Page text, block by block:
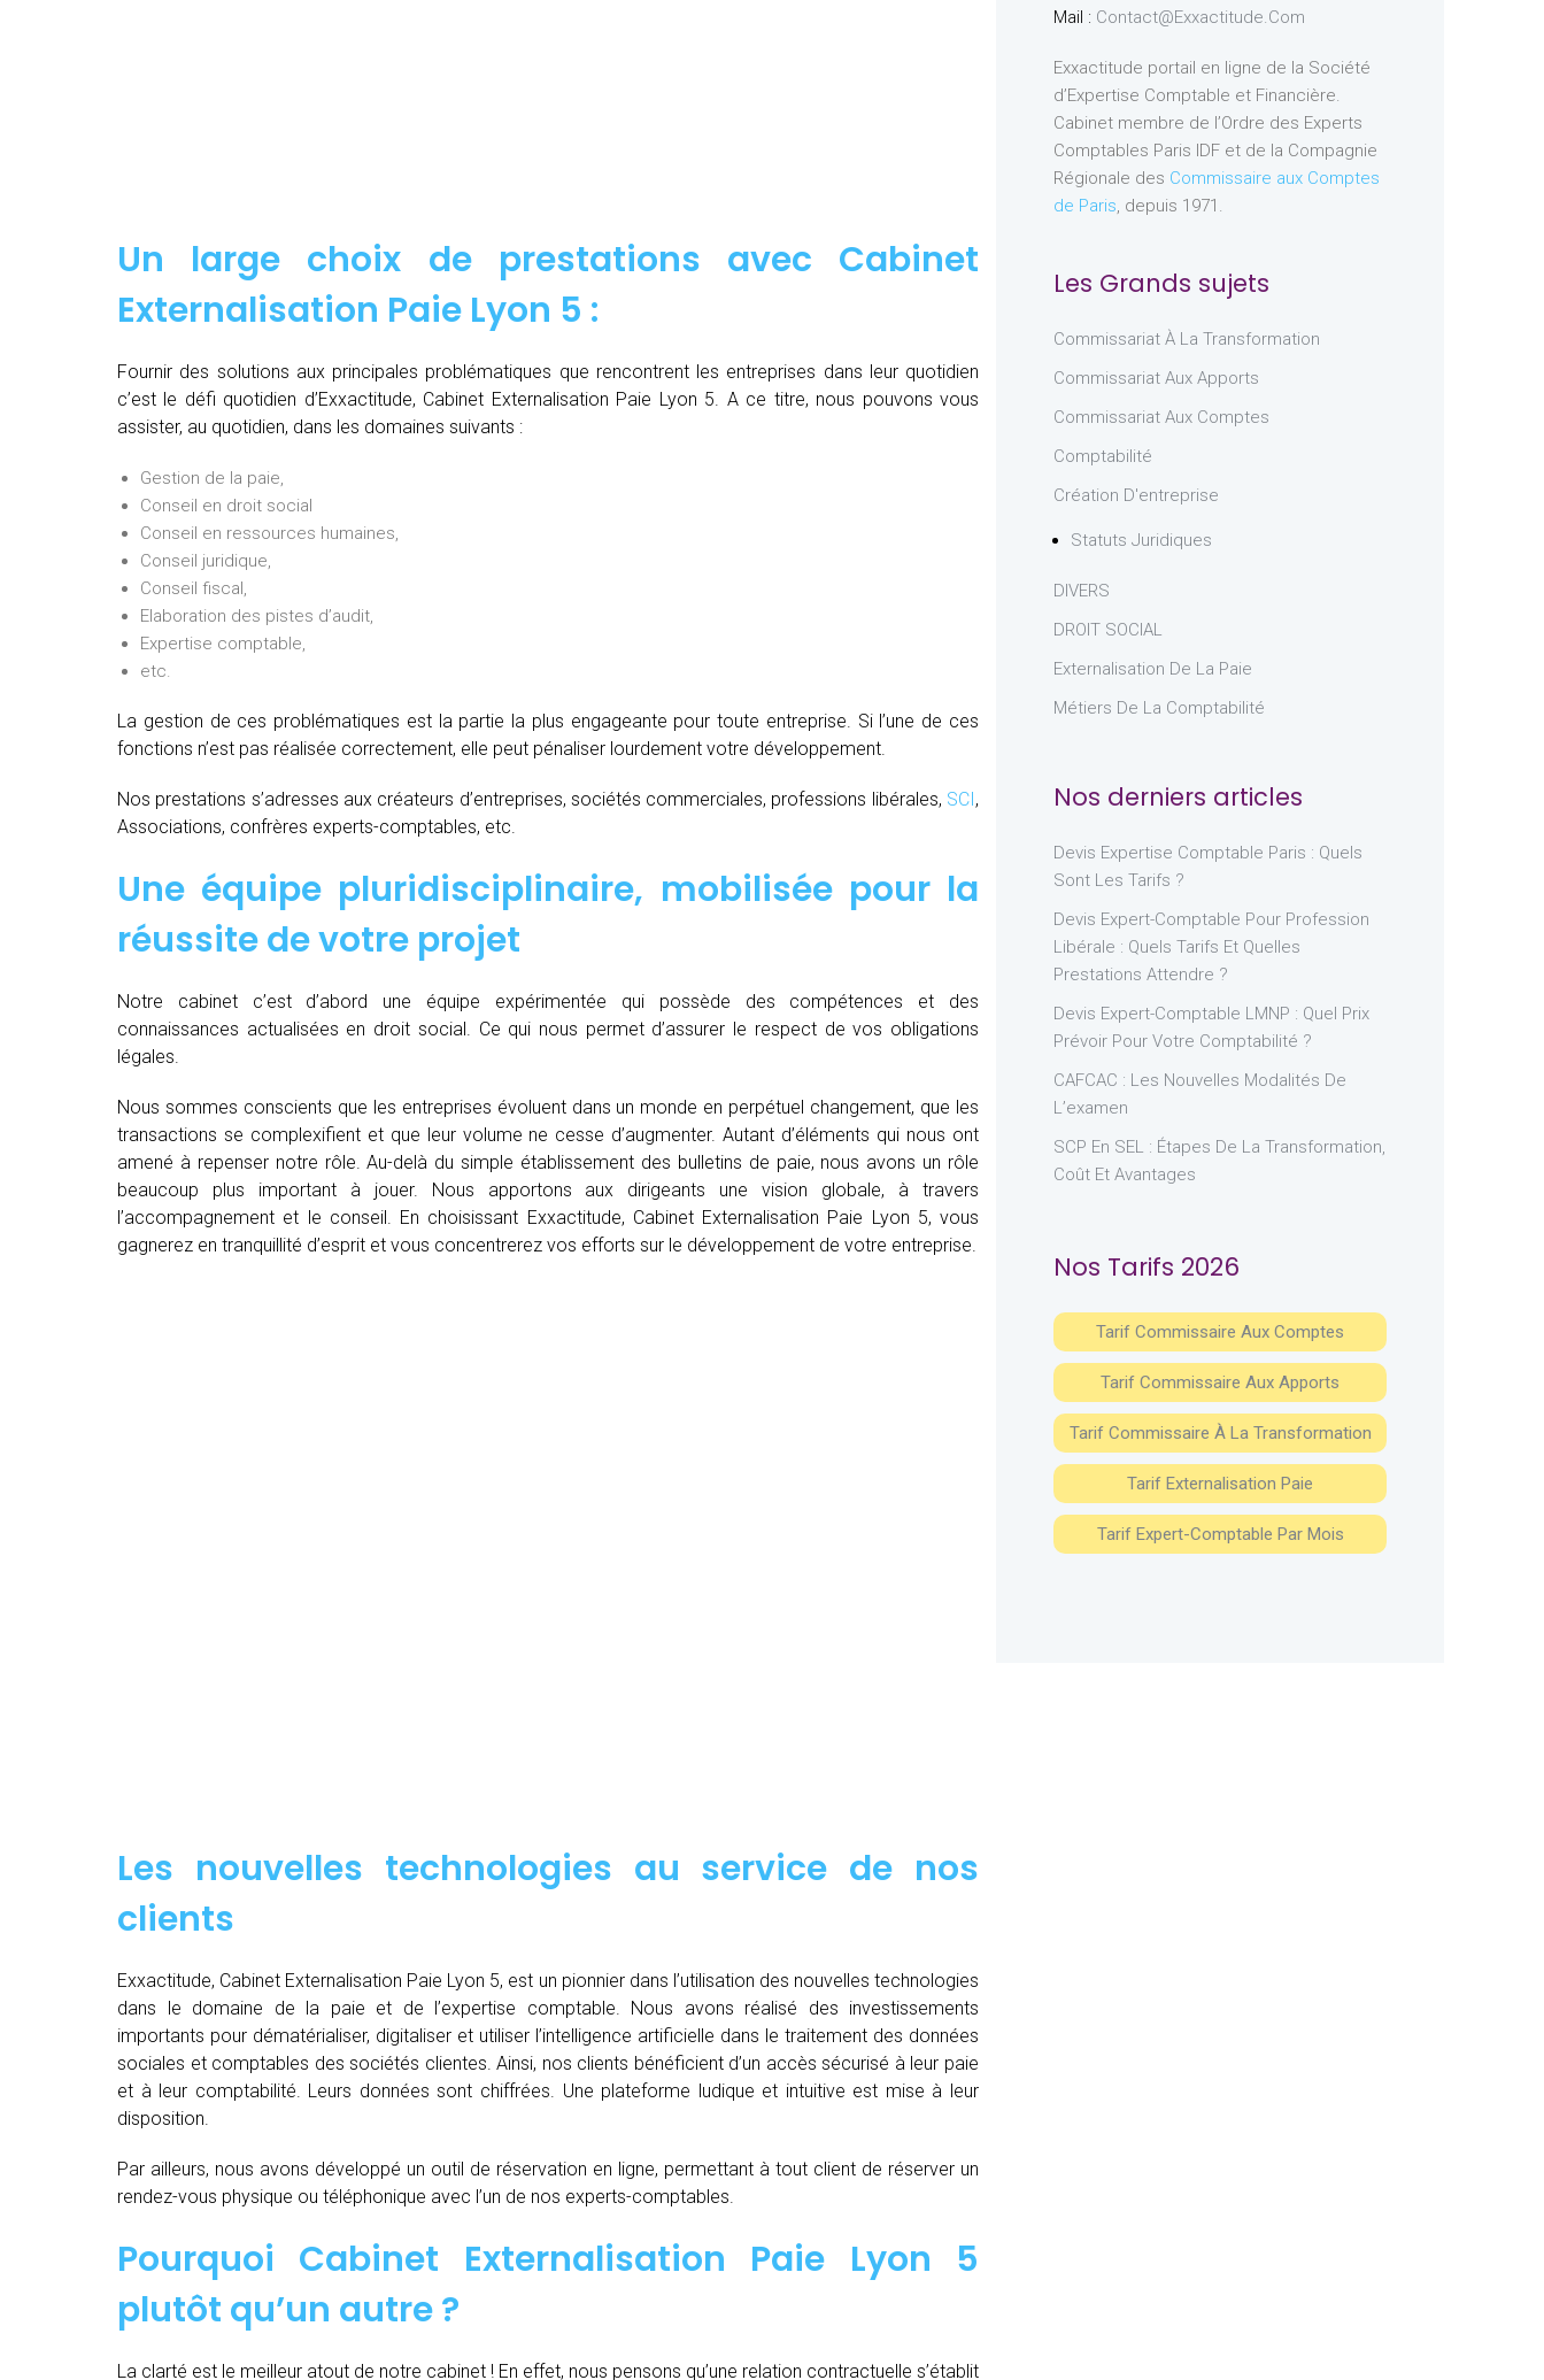
Un large choix de prestations avec Cabinet
Externalisation Paie Lyon 5 :
Fournir des solutions aux principales problématiques que rencontrent les entreprises dans leur quotidien
c’est le défi quotidien d’Exxactitude, Cabinet Externalisation Paie Lyon 5. A ce titre, nous pouvons vous
assister, au quotidien, dans les domaines suivants :
Gestion de la paie,
Conseil en droit social
Conseil en ressources humaines,
Conseil juridique,
Conseil fiscal,
Elaboration des pistes d’audit,
Expertise comptable,
etc.
La gestion de ces problématiques est la partie la plus engageante pour toute entreprise. Si l’une de ces
fonctions n’est pas réalisée correctement, elle peut pénaliser lourdement votre développement.
Nos prestations s’adresses aux créateurs d’entreprises, sociétés commerciales, professions libérales, SCI,
Associations, confrères experts-comptables, etc.
Une équipe pluridisciplinaire, mobilisée pour la
réussite de votre projet
Notre cabinet c’est d’abord une équipe expérimentée qui possède des compétences et des
connaissances actualisées en droit social. Ce qui nous permet d’assurer le respect de vos obligations
légales.
Nous sommes conscients que les entreprises évoluent dans un monde en perpétuel changement, que les
transactions se complexifient et que leur volume ne cesse d’augmenter. Autant d’éléments qui nous ont
amené à repenser notre rôle. Au-delà du simple établissement des bulletins de paie, nous avons un rôle
beaucoup plus important à jouer. Nous apportons aux dirigeants une vision globale, à travers
l’accompagnement et le conseil. En choisissant Exxactitude, Cabinet Externalisation Paie Lyon 5, vous
gagnerez en tranquillité d’esprit et vous concentrerez vos efforts sur le développement de votre entreprise.
Les nouvelles technologies au service de nos
clients
Exxactitude, Cabinet Externalisation Paie Lyon 5, est un pionnier dans l’utilisation des nouvelles technologies
dans le domaine de la paie et de l’expertise comptable. Nous avons réalisé des investissements
importants pour dématérialiser, digitaliser et utiliser l’intelligence artificielle dans le traitement des données
sociales et comptables des sociétés clientes. Ainsi, nos clients bénéficient d’un accès sécurisé à leur paie
et à leur comptabilité. Leurs données sont chiffrées. Une plateforme ludique et intuitive est mise à leur
disposition.
Par ailleurs, nous avons développé un outil de réservation en ligne, permettant à tout client de réserver un
rendez-vous physique ou téléphonique avec l’un de nos experts-comptables.
Pourquoi Cabinet Externalisation Paie Lyon 5
plutôt qu’un autre ?
La clarté est le meilleur atout de notre cabinet ! En effet, nous pensons qu’une relation contractuelle s’établit
Mail : Contact@exxactitude.com
Exxactitude portail en ligne de la Société
d’Expertise Comptable et Financière.
Cabinet membre de l’Ordre des Experts
Comptables Paris IDF et de la Compagnie
Régionale des Commissaire aux Comptes
de Paris, depuis 1971.
Les Grands sujets
Commissariat À La Transformation
Commissariat Aux Apports
Commissariat Aux Comptes
Comptabilité
Création D'entreprise
Statuts Juridiques
DIVERS
DROIT SOCIAL
Externalisation De La Paie
Métiers De La Comptabilité
Nos derniers articles
Devis Expertise Comptable Paris : Quels
Sont Les Tarifs ?
Devis Expert-Comptable Pour Profession
Libérale : Quels Tarifs Et Quelles
Prestations Attendre ?
Devis Expert-Comptable LMNP : Quel Prix
Prévoir Pour Votre Comptabilité ?
CAFCAC : Les Nouvelles Modalités De
L’examen
SCP En SEL : Étapes De La Transformation,
Coût Et Avantages
Nos Tarifs 2026
Tarif Commissaire Aux Comptes
Tarif Commissaire Aux Apports
Tarif Commissaire À La Transformation
Tarif Externalisation Paie
Tarif Expert-Comptable Par Mois